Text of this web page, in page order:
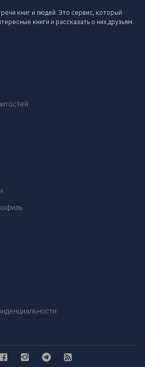
книг и людей. Это сервис, который
книги и рассказать о них друзьям.